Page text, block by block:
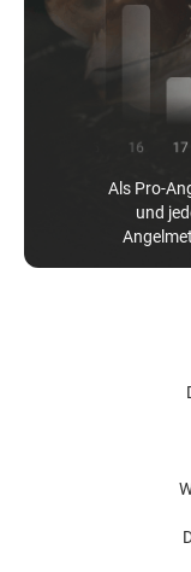
Als Pro-
und